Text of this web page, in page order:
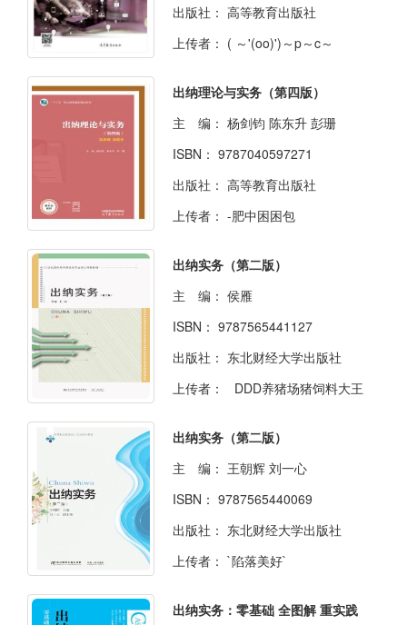
出版社： 高等教育出版社
上传者： ( ～'(oo)')～p～c～
出纳理论与实务（第四版）
主 编： 杨剑钧 陈东升 彭珊
ISBN： 9787040597271
出版社： 高等教育出版社
上传者： -肥中困困包
出纳实务（第二版）
主 编： 侯雁
ISBN： 9787565441127
出版社： 东北财经大学出版社
上传者：
DDD养猪场猪饲料大王
出纳实务（第二版）
主 编： 王朝辉 刘一心
ISBN： 9787565440069
出版社： 东北财经大学出版社
上传者： `陷落美好`
出纳实务：零基础 全图解 重实践